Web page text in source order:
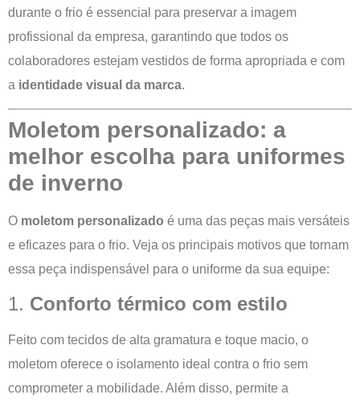
durante o frio é essencial para preservar a imagem
profissional da empresa, garantindo que todos os
colaboradores estejam vestidos de forma apropriada e com
a identidade visual da marca.
Moletom personalizado: a
melhor escolha para uniformes
de inverno
O moletom personalizado é uma das peças mais versáteis
e eficazes para o frio. Veja os principais motivos que tornam
essa peça indispensável para o uniforme da sua equipe:
1. Conforto térmico com estilo
Feito com tecidos de alta gramatura e toque macio, o
moletom oferece o isolamento ideal contra o frio sem
comprometer a mobilidade. Além disso, permite a